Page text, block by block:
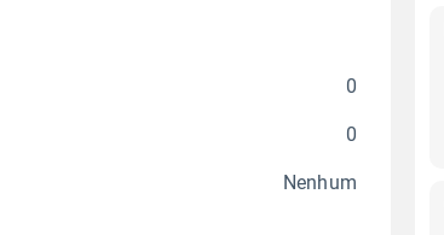
0
0
Nenhum